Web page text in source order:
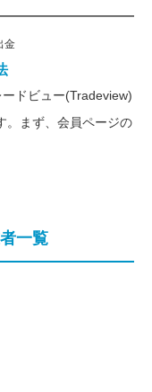
金
ドビュー(Tradeview)
。まず、会員ページの
一覧